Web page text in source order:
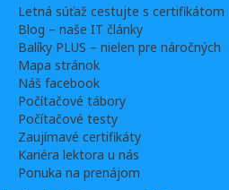
Letná súťaž cestujte s certifikátom
Blog – naše IT články
Balíky PLUS – nielen pre náročných
Mapa stránok
Náš facebook
Počítačové tábory
Počítačové testy
Zaujímavé certifikáty
Kariéra lektora u nás
Ponuka na prenájom